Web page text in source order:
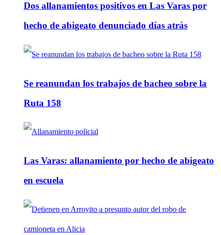
Dos allanamientos positivos en Las Varas por
hecho de abigeato denunciado días atrás
Se reanundan los trabajos de bacheo sobre la
Ruta 158
Las Varas: allanamiento por hecho de abigeato
en escuela